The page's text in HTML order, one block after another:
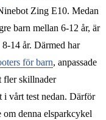
Zing E10. Medan
barn mellan 6-12 år, är
14 år. Därmed har
för barn, anpassade
fler skillnader
vårt test nedan. Därför
om denna elsparkcykel